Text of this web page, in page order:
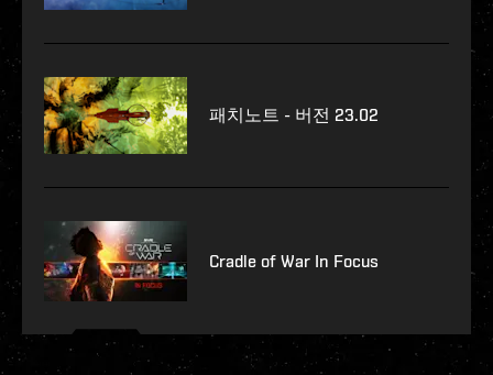
패치노트 - 버전 23.02
Cradle of War In Focus